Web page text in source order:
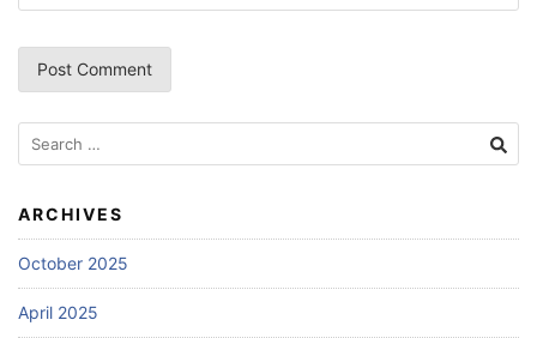
Search
for:
ARCHIVES
October 2025
April 2025